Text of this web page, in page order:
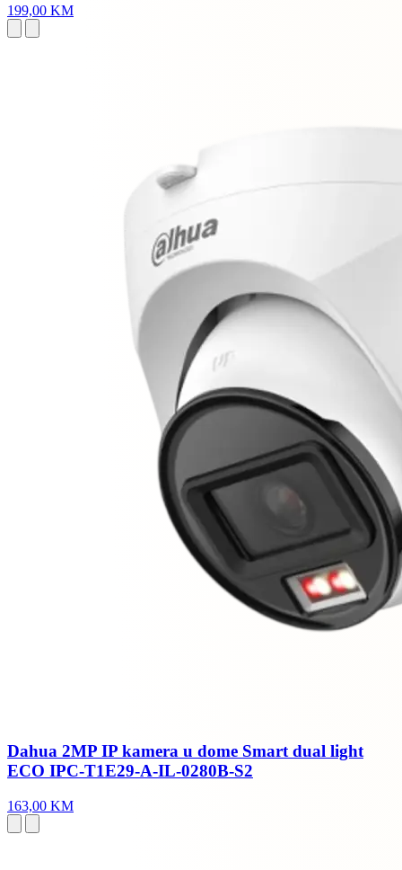
199,00 KM
Dahua 2MP IP kamera u dome Smart dual light
ECO IPC-T1E29-A-IL-0280B-S2
163,00 KM